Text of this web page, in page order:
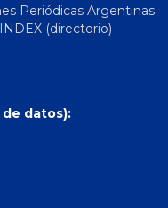
Periódicas Argentinas
(directorio)
de datos):